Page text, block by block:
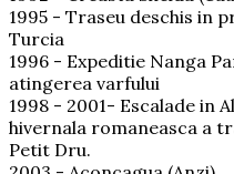
1995 - Traseu deschis in
Turcia
1996 - Expeditie Nanga
atingerea varfului
1998 - 2001- Escalade in
hivernala romaneasca a
Petit Dru.